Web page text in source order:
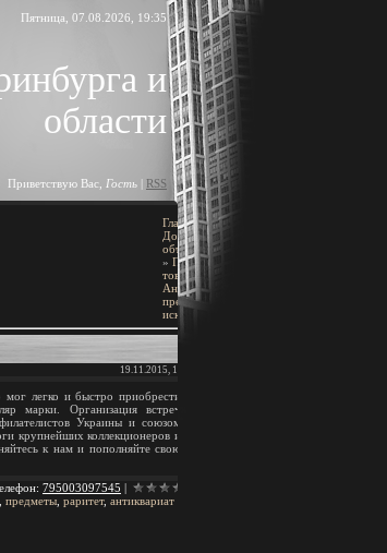
Пятница, 07.08.2026, 19:35
и
области
Приветствую Вас Гость | RSS
Главная»
Доска
объявлений
» Прочие
товары
Антиквариат,
предметы
искусства
19.11.2015, 17:25
мог легко и быстро приобрести
марки. Организация встреч
Украины и союзом
крупнейших коллекционеров и
к нам и пополняйте свою
: 795003097545 |
предметы раритет, антиквариат